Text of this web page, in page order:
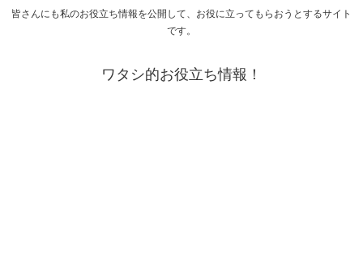
皆さんにも私のお役立ち情報を公開して、お役に立ってもらおうとするサイト
です。
ワタシ的お役立ち情報！